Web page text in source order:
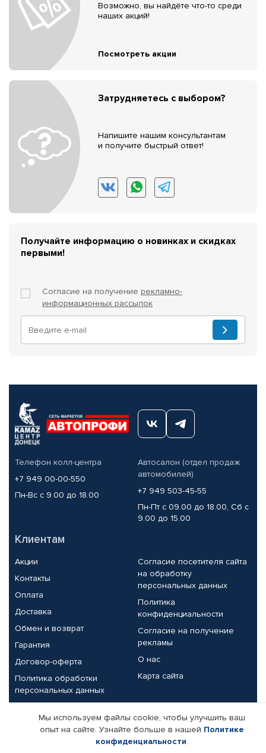
Возможно, вы найдёте что-то среди
наших акций!
Посмотреть акции
Затрудняетесь с выбором?
Напишите нашим консультантам
и получите быстрый ответ!
Получайте информацию о новинках и скидках
первыми!
Согласие на получение рекламно-
информационных рассылок
Телефон колл-центра
+7 949 00-00-550
Пн-Вс с 9.00 до 18.00
Автосалон (отдел продаж
автомобилей)
+7 949 503-45-55
Пн-Пт с 09.00 до 18.00, Сб с
9.00 до 15.00
Клиентам
Акции
Контакты
Оплата
Доставка
Обмен и возврат
Гарантия
Договор-оферта
Политика обработки
персональных данных
Согласие посетителя сайта
на обработку
персональных данных
Политика
конфиденциальности
Согласие на получение
рекламы
О нас
Карта сайта
Партнерам
Корпоративным клиентам
Реквизиты компании
Мы используем файлы cookie, чтобы улучшить ваш
опыт на сайте. Узнайте больше в нашей Политике
конфиденциальности.